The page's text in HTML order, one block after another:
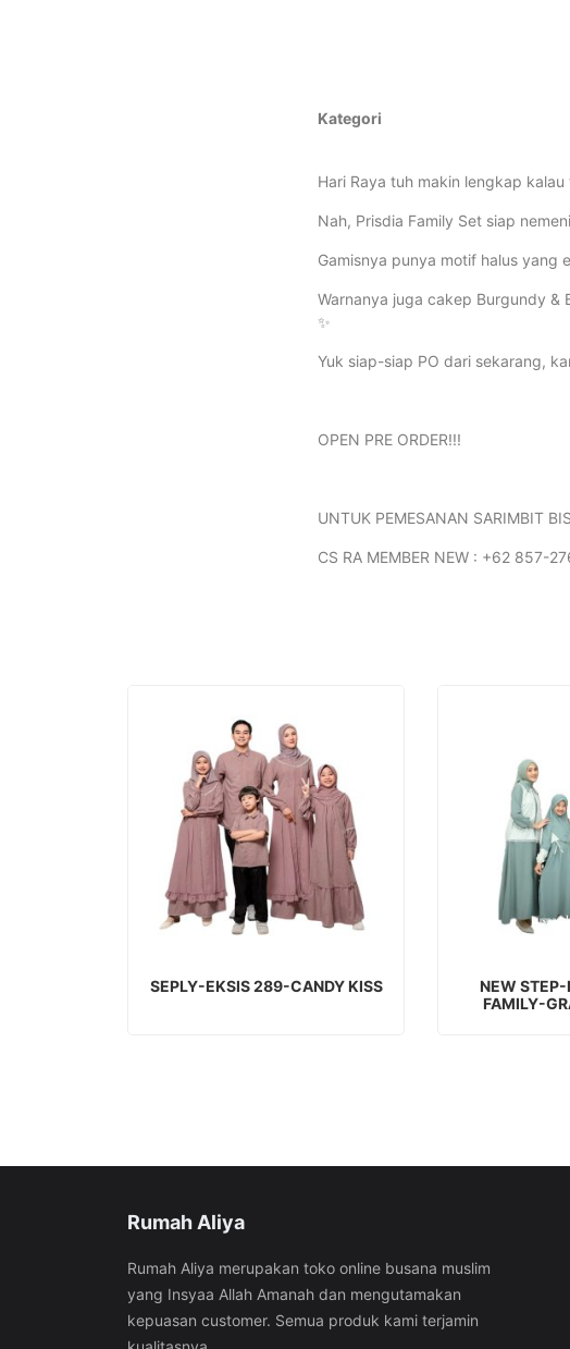
Kategori
Hari Raya tuh makin lengkap
Nah, Prisdia Family Set siap
Gamisnya punya motif halus yang
Warnanya juga cakep Burgundy
✨
Yuk siap-siap PO dari sekarang,
OPEN PRE ORDER!!!
UNTUK PEMESANAN SARIMBIT
CS RA MEMBER NEW : +62 857-
LIHAT PRODUK
SEPLY-EKSIS 289-CANDY KISS BACA
NEW
FAMILY-
Rumah Aliya
Rumah Aliya merupakan toko online busana muslim
yang Insyaa Allah Amanah dan mengutamakan
kepuasan customer. Semua produk kami terjamin